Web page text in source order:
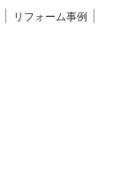
リフォーム事例